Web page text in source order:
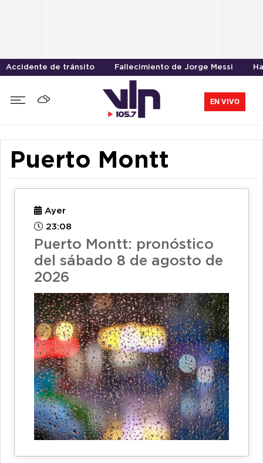
Accidente de tránsito Fallecimiento de Jorge Messi
EN VIVO
Puerto Montt
Ayer
23:08
Puerto Montt: pronóstico
del sábado 8 de agosto de
2026